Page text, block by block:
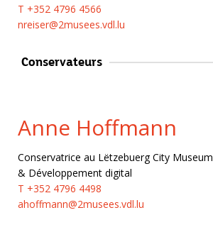
T +352 4796 4566
nreiser@2musees.vdl.lu
Conservateurs
Anne Hoffmann
Conservatrice au Lëtzebuerg City Museum
& Développement digital
T +352 4796 4498
ahoffmann@2musees.vdl.lu